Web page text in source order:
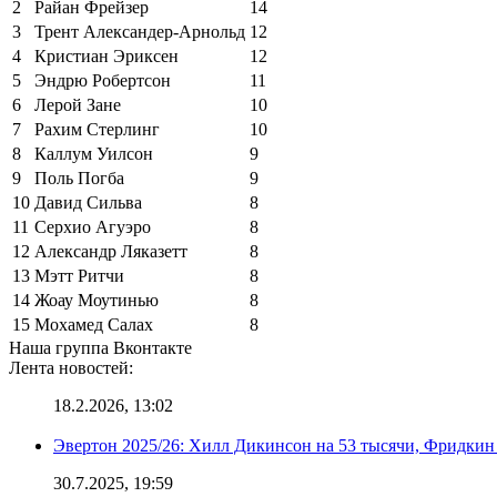
2
Райан Фрейзер
14
3
Трент Александер-Арнольд 12
4
Кристиан Эриксен
12
5
Эндрю Робертсон
11
6
Лерой Зане
10
7
Рахим Стерлинг
10
8
Каллум Уилсон
9
9
Поль Погба
9
10 Давид Сильва
8
11 Серхио Агуэро
8
12 Александр Ляказетт
8
13 Мэтт Ритчи
8
14 Жоау Моутинью
8
15 Мохамед Салах
8
Наша группа Вконтакте
Лента новостей:
18.2.2026, 13:02
Эвертон 2025/26: Хилл Дикинсон на 53 тысячи,
30.7.2025, 19:59